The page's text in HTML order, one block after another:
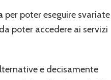
per poter eseguire svariate
poter accedere ai servizi
e decisamente